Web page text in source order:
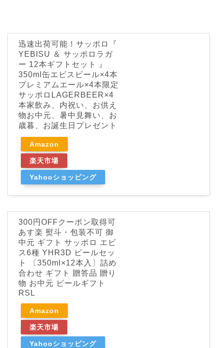
迅速出荷可能！サッポロ『
YEBISU ＆ サッポロラガ
ー 12本ギフトセット 』
350ml缶エビスビール×4本
プレミアムエール×4本限定
サッポロLAGERBEER×4
本家飲み、内祝い、お供え
物お中元、暑中見舞い、お
歳暮、お誕生日プレゼント
Amazon
楽天市場
Yahooショッピング
300円OFFクーポン取得可
あす楽 熨斗・包装不可 御
中元 ギフト サッポロ エビ
ス6種 YHR3D ビールセッ
ト 〔350ml×12本入〕詰め
合わせ ギフト 贈答品 贈り
物 お中元 ビールギフト
RSL
Amazon
楽天市場
Yahooショッピング